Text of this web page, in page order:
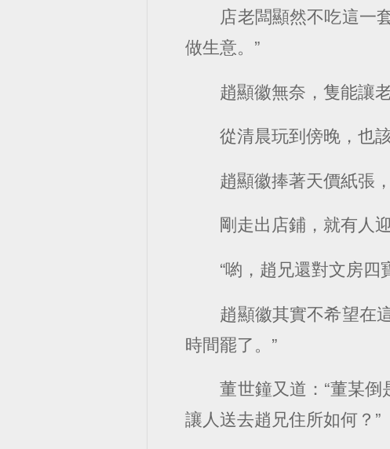
店老闆顯然不吃這一
做生意。”
趙顯徽無奈，隻能讓
從清晨玩到傍晚，也
趙顯徽捧著天價紙張
剛走出店鋪，就有人
“喲，趙兄還對文房四
趙顯徽其實不希望在
時間罷了。”
董世鐘又道：“董某
讓人送去趙兄住所如何？”